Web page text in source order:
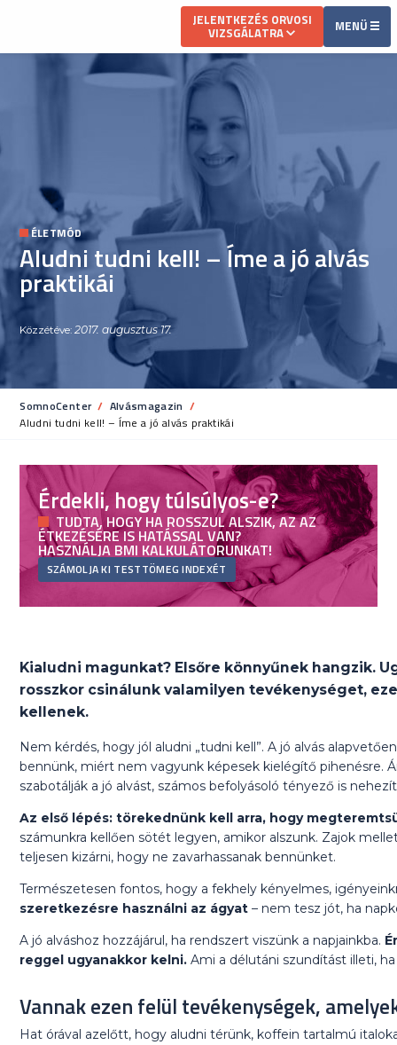
JELENTKEZÉS ORVOSI
VIZSGÁLATRA MENÜ
ÉLETMÓD
Aludni tudni kell! – Íme a jó alvás
praktikái
Közzétéve:2017. augusztus 17.
SomnoCenter
Alvásmagazin
Current:
Aludni tudni kell! – Íme a jó alvás praktikái
Érdekli, hogy túlsúlyos-e?
TUDTA, HOGY HA ROSSZUL ALSZIK, AZ AZ
ÉTKEZÉSÉRE IS HATÁSSAL VAN?
HASZNÁLJA BMI KALKULÁTORUNKAT!
SZÁMOLJA KI TESTTÖMEG INDEXÉT
Kialudni magunkat? Elsőre könnyűnek hangzik.
rosszkor csinálunk valamilyen tevékenységet,
kellenek.
Nem kérdés, hogy jól aludni „tudni kell”. A jó alvás
bennünk, miért nem vagyunk képesek kielégítő pihenésre.
szabotálják a jó alvást, számos befolyásoló tényező is
Az első lépés: törekednünk kell arra, hogy
számunkra kellően sötét legyen, amikor alszunk. Zajok
teljesen kizárni, hogy ne zavarhassanak bennünket.
Természetesen fontos, hogy a fekhely kényelmes,
szeretkezésre használni az ágyat – nem tesz jót, ha
A jó alváshoz hozzájárul, ha rendszert viszünk a napjainkba.
reggel ugyanakkor kelni. Ami a délutáni szundítást illeti,
Vannak ezen felül tevékenységek,
Hat órával azelőtt, hogy aludni térünk, koffein tartalmú